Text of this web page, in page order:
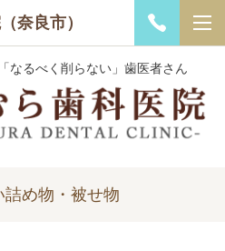
奈良市）
なるべく削らない」歯医者さん
詰め物・被せ物